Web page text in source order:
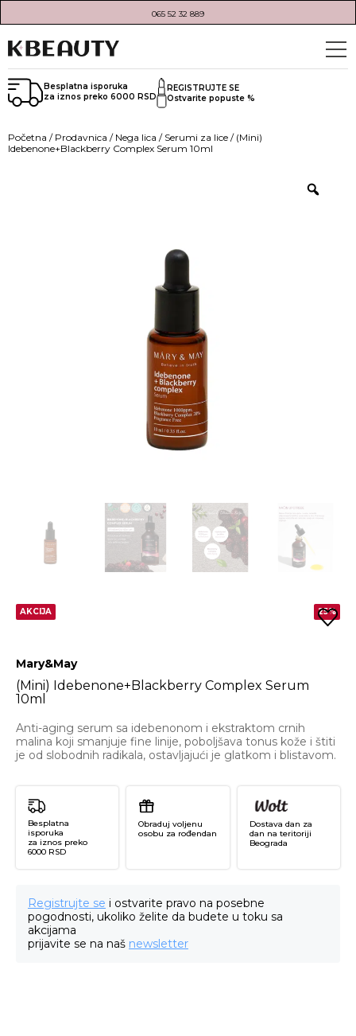
065 52 32 889
Besplatna isporuka
za iznos preko 6000 RSD
REGISTRUJTE SE
Ostvarite popuste %
Početna / Prodavnica / Nega lica / Serumi za lice / (Mini)
Idebenone+Blackberry Complex Serum 10ml
AKCIJA 25%
Mary&May
(Mini) Idebenone+Blackberry Complex Serum
10ml
Anti-aging serum sa idebenonom i ekstraktom crnih
malina koji smanjuje fine linije, poboljšava tonus kože i štiti
je od slobodnih radikala, ostavljajući je glatkom i blistavom.
Besplatna
isporuka
za iznos preko
6000 RSD
Obraduj voljenu
osobu za rođendan
Dostava dan za
dan na teritoriji
Beograda
Registrujte se i ostvarite pravo na posebne
pogodnosti, ukoliko želite da budete u toku sa
akcijama
prijavite se na naš newsletter